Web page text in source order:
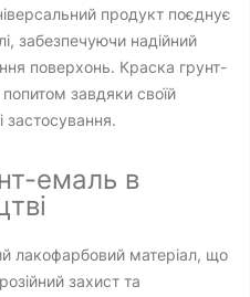
продукт поєднує
забезпечуючи надійний
поверхонь. Краска грунт-
завдяки своїй
застосування.
емаль в
лакофарбовий матеріал, що
захист та